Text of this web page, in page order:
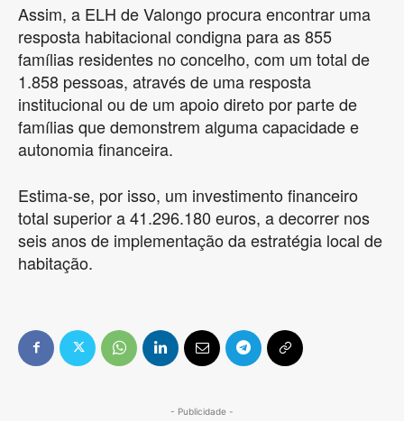
Assim, a ELH de Valongo procura encontrar uma
resposta habitacional condigna para as 855
famílias residentes no concelho, com um total de
1.858 pessoas, através de uma resposta
institucional ou de um apoio direto por parte de
famílias que demonstrem alguma capacidade e
autonomia financeira.
Estima-se, por isso, um investimento financeiro
total superior a 41.296.180 euros, a decorrer nos
seis anos de implementação da estratégia local de
habitação.
- Publicidade -